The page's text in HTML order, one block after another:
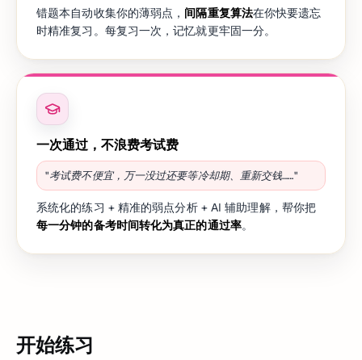
错题本自动收集你的薄弱点， 间隔重复算法在你快要遗忘
时精准复习。每复习一次，记忆就更牢固一分。
一次通过，不浪费考试费
"考试费不便宜，万一没过还要等冷却期、重新交钱……"
系统化的练习 + 精准的弱点分析 + AI 辅助理解，帮你把
每一分钟的备考时间转化为真正的通过率。
开始练习